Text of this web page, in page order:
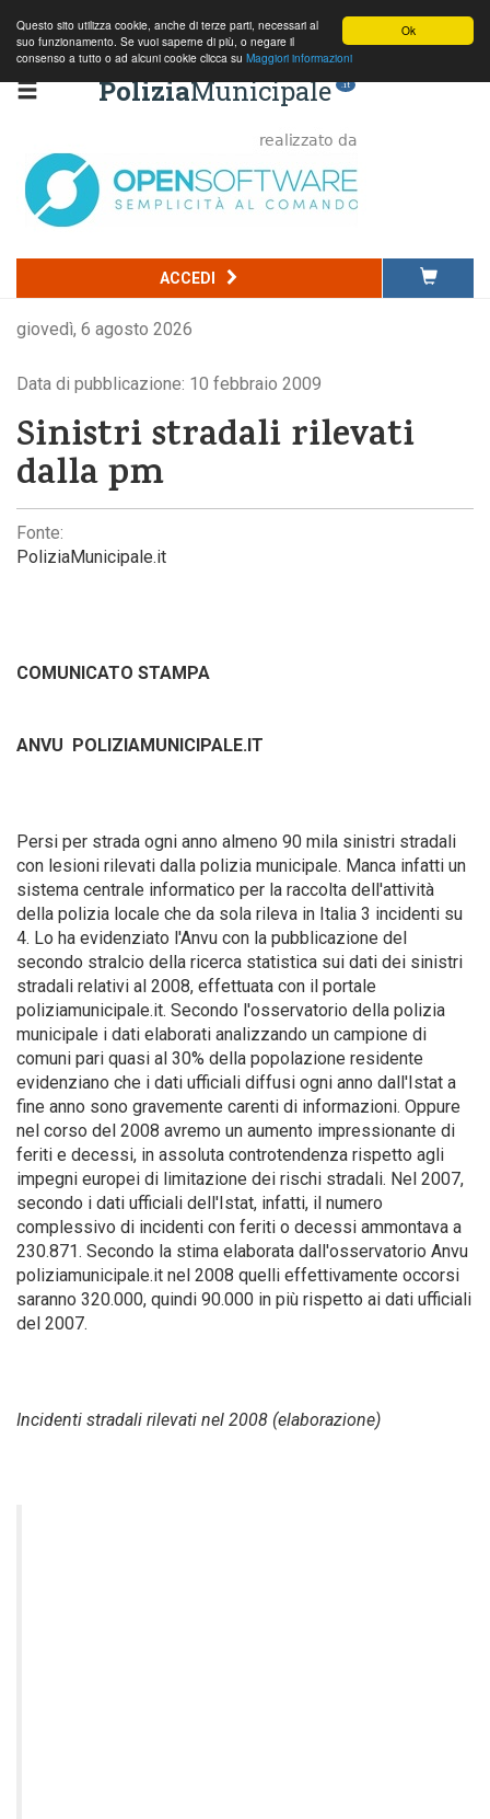
Ok
Questo sito utilizza cookie, anche di terze parti, necessari al
suo funzionamento. Se vuoi saperne di più, o negare il
consenso a tutto o ad alcuni cookie clicca su Maggiori informazioni
PoliziaMunicipale .it
ACCEDI
giovedì, 6 agosto 2026
Data di pubblicazione: 10 febbraio 2009
Sinistri stradali rilevati
dalla pm
Fonte:
PoliziaMunicipale.it
COMUNICATO STAMPA
ANVU  POLIZIAMUNICIPALE.IT
Persi per strada ogni anno almeno 90 mila sinistri stradali
con lesioni rilevati dalla polizia municipale. Manca infatti un
sistema centrale informatico per la raccolta dell'attività
della polizia locale che da sola rileva in Italia 3 incidenti su
4. Lo ha evidenziato l'Anvu con la pubblicazione del
secondo stralcio della ricerca statistica sui dati dei sinistri
stradali relativi al 2008, effettuata con il portale
poliziamunicipale.it. Secondo l'osservatorio della polizia
municipale i dati elaborati analizzando un campione di
comuni pari quasi al 30% della popolazione residente
evidenziano che i dati ufficiali diffusi ogni anno dall'Istat a
fine anno sono gravemente carenti di informazioni. Oppure
nel corso del 2008 avremo un aumento impressionante di
feriti e decessi, in assoluta controtendenza rispetto agli
impegni europei di limitazione dei rischi stradali. Nel 2007,
secondo i dati ufficiali dell'Istat, infatti, il numero
complessivo di incidenti con feriti o decessi ammontava a
230.871. Secondo la stima elaborata dall'osservatorio Anvu 
poliziamunicipale.it nel 2008 quelli effettivamente occorsi
saranno 320.000, quindi 90.000 in più rispetto ai dati ufficiali
del 2007.
Incidenti stradali rilevati nel 2008 (elaborazione)